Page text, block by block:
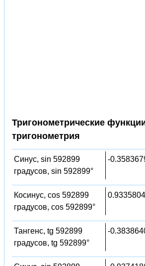
Тригонометрические
тригонометрия
Синус, sin 592899
градусов, sin 592899°
-
Косинус, cos 592899
градусов, cos 592899°
Тангенс, tg 592899
градусов, tg 592899°
-